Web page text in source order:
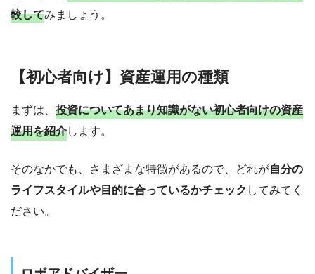
較してみましょう。
【初心者向け】資産運用の種類
まずは、 投資についてあまり知識がない初心者向けの資産
運用を紹介します。
そのなかでも、さまざまな特徴があるので、どれが自分の
ライフスタイルや目的に合っているかチェック してみてく
ださい。